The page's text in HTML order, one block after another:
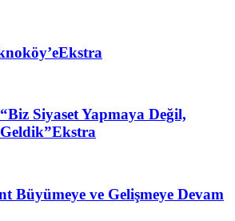
Ekstra
Siyaset Yapmaya Değil,
Ekstra
Büyümeye ve Gelişmeye Devam